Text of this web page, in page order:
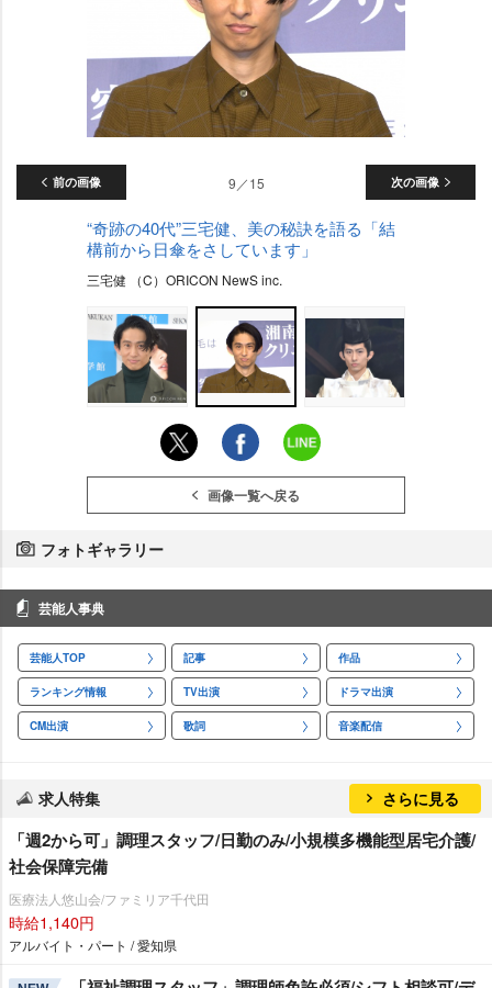
前の画像 次の画像
9／15
“奇跡の40代”三宅健、美の秘訣を語る「結
構前から日傘をさしています」
三宅健 （C）ORICON NewS inc.
画像一覧へ戻る
フォトギャラリー
芸能人事典
芸能人TOP 記事 作品
ランキング情報 TV出演 ドラマ出演
CM出演 歌詞 音楽配信
求人特集 さらに見る
「週2から可」調理スタッフ/日勤のみ/小規模多機能型居宅介護/
社会保障完備
医療法人悠山会/ファミリア千代田
時給1,140円
アルバイト・パート / 愛知県